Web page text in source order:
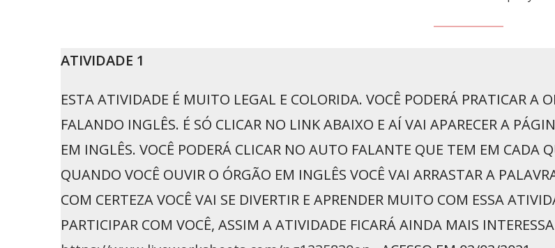
ATIVIDADE 1
ESTA ATIVIDADE É MUITO LEGAL E COLORIDA. VOCÊ PODERÁ PRATICAR A
FALANDO INGLÊS. É SÓ CLICAR NO LINK ABAIXO E AÍ VAI APARECER A
EM INGLÊS. VOCÊ PODERÁ CLICAR NO AUTO FALANTE QUE TEM EM CADA
QUANDO VOCÊ OUVIR O ÓRGÃO EM INGLÊS VOCÊ VAI ARRASTAR A
COM CERTEZA VOCÊ VAI SE DIVERTIR E APRENDER MUITO COM ESSA
PARTICIPAR COM VOCÊ, ASSIM A ATIVIDADE FICARÁ AINDA MAIS